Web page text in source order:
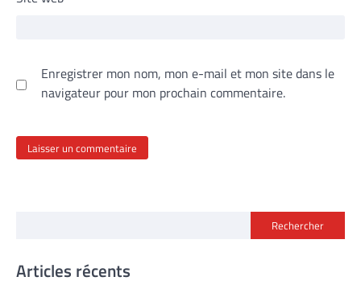
Enregistrer mon nom, mon e-mail et mon site dans le
navigateur pour mon prochain commentaire.
Rechercher
Articles récents